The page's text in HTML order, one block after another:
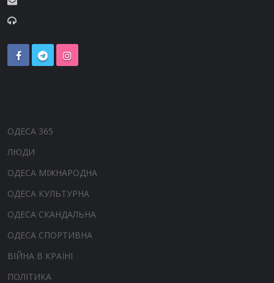
ОДЕСА 365
ЛЮДИ
ОДЕСА МІЖНАРОДНА
ОДЕСА КУЛЬТУРНА
ОДЕСА СКАНДАЛЬНА
ОДЕСА СПОРТИВНА
ВІЙНА В КРАЇНІ
ПОЛІТИКА